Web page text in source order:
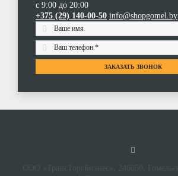
с 9:00 до 20:00
+375 (29) 140-00-50 info@shopgomel.by
ЗАКАЗАТЬ ЗВОНОК